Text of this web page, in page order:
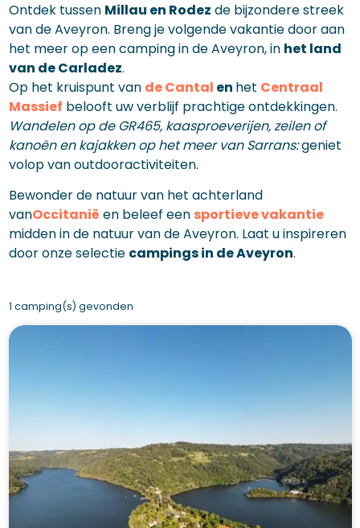
Ontdek tussen Millau en Rodez de bijzondere streek
van de Aveyron. Breng je volgende vakantie door aan
het meer op een camping in de Aveyron, in het land
van de Carladez.
Op het kruispunt van de Cantal en het Centraal
Massief belooft uw verblijf prachtige ontdekkingen.
Wandelen op de GR465, kaasproeverijen, zeilen of
kanoën en kajakken op het meer van Sarrans:geniet
volop van outdooractiviteiten.
Bewonder de natuur van het achterland
vanOccitanië en beleef een sportieve vakantie
midden in de natuur van de Aveyron. Laat u inspireren
door onze selectie campings in de Aveyron.
1 camping(s) gevonden